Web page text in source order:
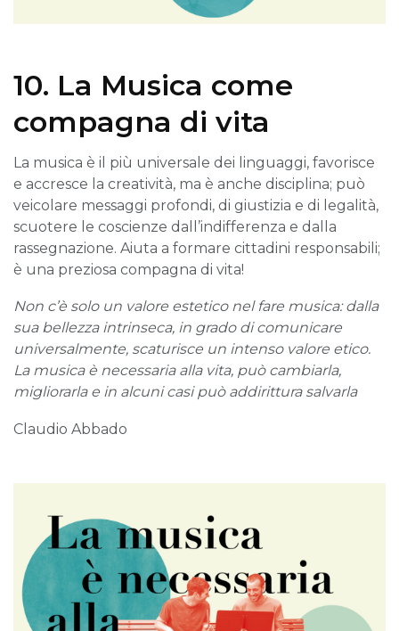
10. La Musica come
compagna di vita
La musica è il più universale dei linguaggi, favorisce
e accresce la creatività, ma è anche disciplina; può
veicolare messaggi profondi, di giustizia e di legalità,
scuotere le coscienze dall’indifferenza e dalla
rassegnazione. Aiuta a formare cittadini responsabili;
è una preziosa compagna di vita!
Non c’è solo un valore estetico nel fare musica: dalla
sua bellezza intrinseca, in grado di comunicare
universalmente, scaturisce un intenso valore etico.
La musica è necessaria alla vita, può cambiarla,
migliorarla e in alcuni casi può addirittura salvarla
Claudio Abbado